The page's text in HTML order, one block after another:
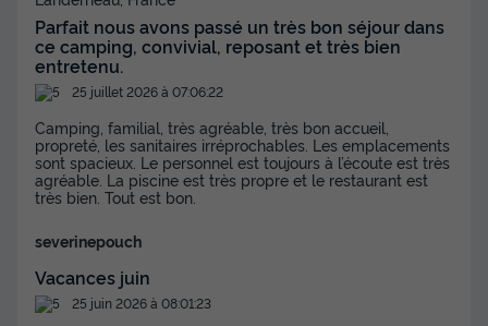
Mobilhome 4 personnes - Cottage Padirac
Annulation gratuite
33m²
Voir le plan 2D
Cafetière
Réfrigérateur
Parfait nous avons passé un très bon séjour dans
ce camping, convivial, reposant et très bien
entretenu.
25 juillet 2026 à 07:06:22
Camping, familial, très agréable, très bon accueil,
propreté, les sanitaires irréprochables. Les emplacements
sont spacieux. Le personnel est toujours à l’écoute est très
agréable. La piscine est très propre et le restaurant est
très bien. Tout est bon.
severinepouch
Vacances juin
25 juin 2026 à 08:01:23